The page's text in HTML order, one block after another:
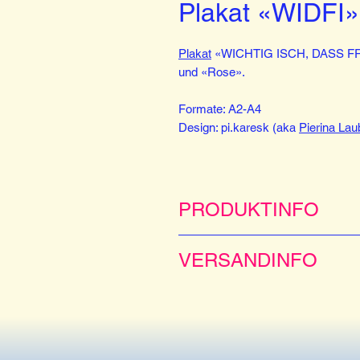
Plakat «WIDFI»
Plakat «WICHTIG ISCH, DASS
und «Rose».
Formate: A2-A4
Design: pi.karesk (aka Pierina
PRODUKTINFO
einem externen Partner. Falls ein
VERSANDINFO